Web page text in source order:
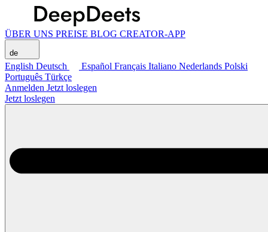
ÜBER UNS PREISE BLOG CREATOR-APP
de
English Deutsch Español Français Italiano Nederlands Polski
Português Türkçe
Anmelden Jetzt loslegen
Jetzt loslegen